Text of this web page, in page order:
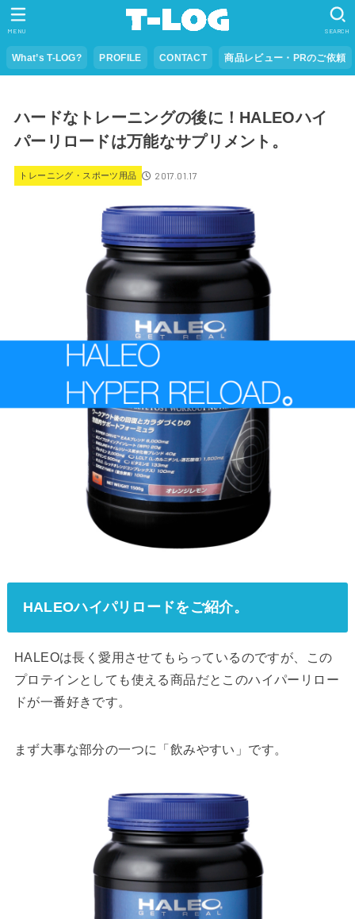
What’s T-LOG? PROFILE CONTACT 商品レビュー・PRのご依頼
SEARCH
MENU
ハードなトレーニングの後に！HALEOハイ
パーリロードは万能なサプリメント。
トレーニング・スポーツ用品 2017.01.17
HALEOハイパリロードをご紹介。
HALEOは長く愛用させてもらっているのですが、この
プロテインとしても使える商品だとこのハイパーリロー
ドが一番好きです。
まず大事な部分の一つに「飲みやすい」です。